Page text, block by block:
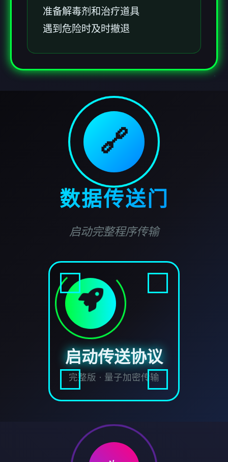
准备解毒剂和治疗道具
遇到危险时及时撤退
🔗
数据传送门
启动完整程序传输
启动传送协议
完整版 · 量子加密传输